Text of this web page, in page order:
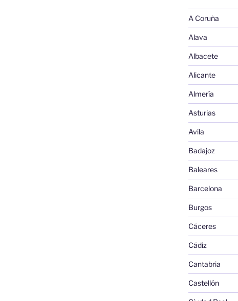
A Coruña
Alava
Albacete
Alicante
Almería
Asturias
Avila
Badajoz
Baleares
Barcelona
Burgos
Cáceres
Cádiz
Cantabria
Castellón